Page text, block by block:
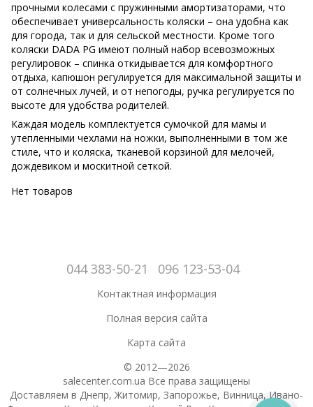
прочными колесами с пружинными амортизаторами, что
обеспечивает универсальность коляски – она удобна как
для города, так и для сельской местности. Кроме того
коляски DADA PG имеют полный набор всевозможных
регулировок – спинка откидывается для комфортного
отдыха, капюшон регулируется для максимальной защиты и
от солнечных лучей, и от непогоды, ручка регулируется по
высоте для удобства родителей.
Каждая модель комплектуется сумочкой для мамы и
утепленными чехлами на ножки, выполненными в том же
стиле, что и коляска, тканевой корзиной для мелочей,
дождевиком и москитной сеткой.
Нет товаров
044 383-50-21 096 123-53-04
Контактная информация
Полная версия сайта
Карта сайта
© 2012—2026
salecenter.com.ua Все права защищены
Доставляем в Днепр, Житомир, Запорожье, Винница, Ивано-